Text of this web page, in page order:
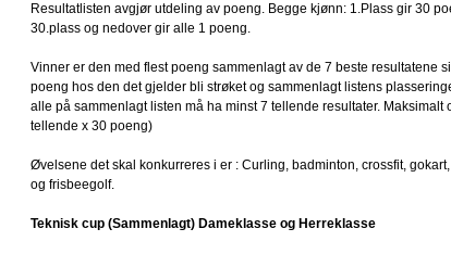
Resultatlisten avgjør utdeling av poeng. Begge kjønn: 1.Plass gir 30
30.plass og nedover gir alle 1 poeng.
Vinner er den med flest poeng sammenlagt av de 7 beste resultatene
poeng hos den det gjelder bli strøket og sammenlagt listens
alle på sammenlagt listen må ha minst 7 tellende resultater.
tellende x 30 poeng)
Øvelsene det skal konkurreres i er : Curling, badminton, crossfit,
og frisbeegolf.
Teknisk cup (Sammenlagt) Dameklasse og Herreklasse